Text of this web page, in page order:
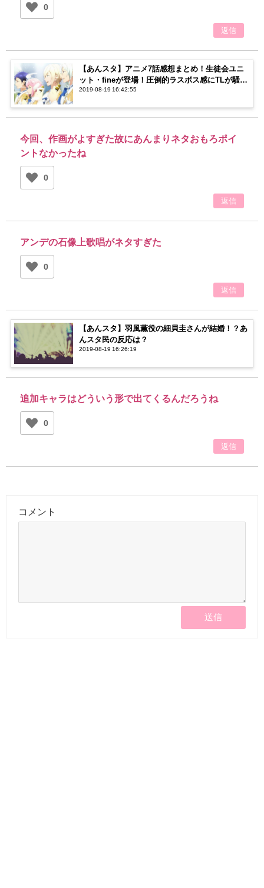
0
返信
【あんスタ】アニメ7話感想まとめ！生徒会ユニ
ット・fineが登場！圧倒的ラスボス感にTLが騒
然…！
2019-08-19 16:42:55
今回、作画がよすぎた故にあんまりネタおもろポイ
ントなかったね
0
返信
アンデの石像上歌唱がネタすぎた
0
返信
【あんスタ】羽風薫役の細貝圭さんが結婚！？あ
んスタ民の反応は？
2019-08-19 16:26:19
追加キャラはどういう形で出てくるんだろうね
0
返信
コメント